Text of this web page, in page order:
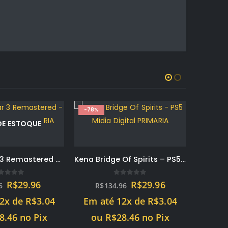
ESTOQUE
God Of War 3 Remastered – PS4 Mídia Digital PRIMARIA
O
original
era:
R$49.96.
R$29.96O
atual
é:
R$29.96.
de R$3.04
no Pix
-78%
Kena Bridge Of Spirits – PS5 Mídia Digital PRIMARIA
R$134.96 O
original
era:
R$134.96.
R$29.96O
atual
R$29.96.
Em até 12x de R$3.04
ou R$28.46 no Pix